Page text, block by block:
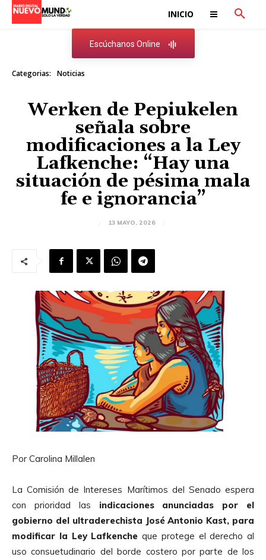
INICIO
Escúchanos Online
Categorias: Noticias
Werken de Pepiukelen
señala sobre
modificaciones a la Ley
Lafkenche: “Hay una
situación de pésima mala
fe e ignorancia”
13 MAYO, 2026
Por Carolina Millalen
La Comisión de Intereses Marítimos del Senado espera
con prioridad las indicaciones anunciadas por el
gobierno del ultraderechista José Antonio Kast, para
modificar la Ley Lafkenche que protege el derecho al
uso consuetudinario del borde costero por parte de los